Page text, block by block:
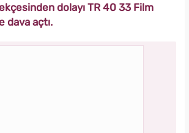
dolayı TR 40 33 Film
dava açtı.